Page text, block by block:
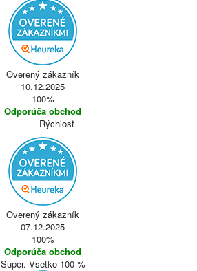
Overený zákazník
10.12.2025
100%
Odporúča obchod
Rýchlosť
Overený zákazník
07.12.2025
100%
Odporúča obchod
Super. Vsetko 100 %